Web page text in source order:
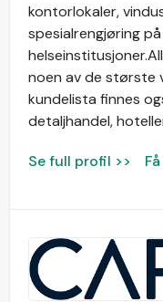
kontorlokaler,
spesialrengjøring
noen av de største
kundelista finnes
detaljhandel,
Se full profil >>